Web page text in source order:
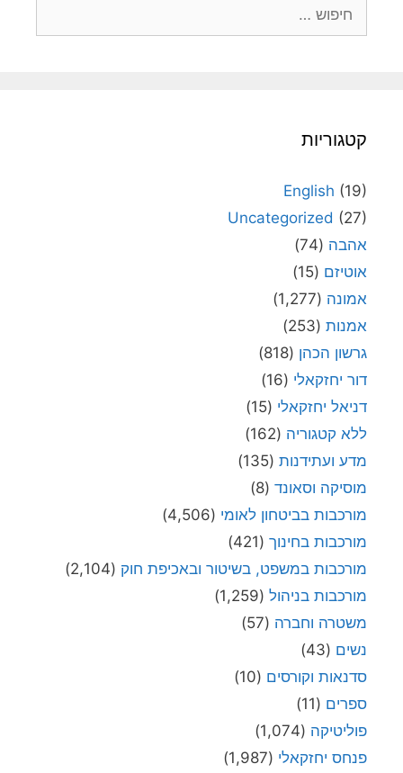
קטגוריות
English (19)
Uncategorized (27)
אהבה (74)
אוטיזם (15)
אמונה (1,277)
אמנות (253)
גרשון הכהן (818)
דור יחזקאלי (16)
דניאל יחזקאלי (15)
ללא קטגוריה (162)
מדע ועתידנות (135)
מוסיקה וסאונד (8)
מורכבות בביטחון לאומי (4,506)
מורכבות בחינוך (421)
מורכבות במשפט, בשיטור ובאכיפת חוק (2,104)
מורכבות בניהול (1,259)
משטרה וחברה (57)
נשים (43)
סדנאות וקורסים (10)
ספרים (11)
פוליטיקה (1,074)
פנחס יחזקאלי (1,987)